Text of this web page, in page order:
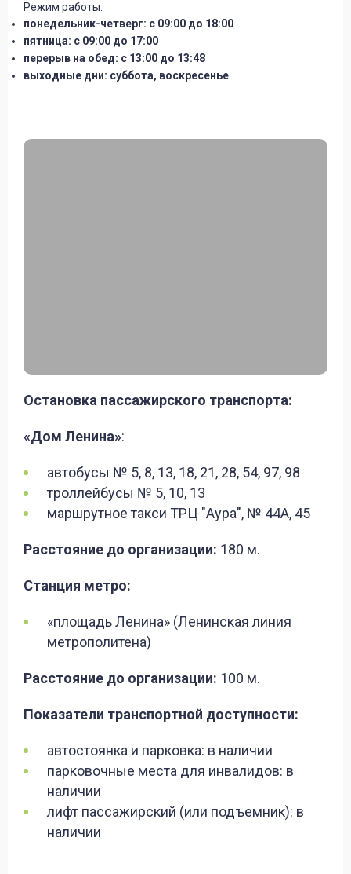
Режим работы:
понедельник-четверг: с 09:00 до 18:00
пятница: с 09:00 до 17:00
перерыв на обед: с 13:00 до 13:48
выходные дни: суббота, воскресенье
Остановка пассажирского транспорта:
«Дом Ленина»:
автобусы № 5, 8, 13, 18, 21, 28, 54, 97, 98
троллейбусы № 5, 10, 13
маршрутное такси ТРЦ "Аура", № 44А, 45
Расстояние до организации: 180 м.
Станция метро:
«площадь Ленина» (Ленинская линия
метрополитена)
Расстояние до организации: 100 м.
Показатели транспортной доступности:
автостоянка и парковка: в наличии
парковочные места для инвалидов: в
наличии
лифт пассажирский (или подъемник): в
наличии